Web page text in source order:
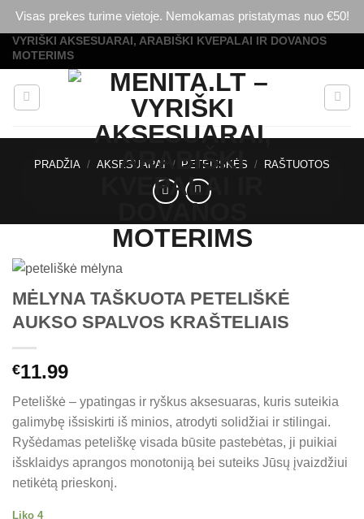
Visas prekes turime vietoje. Nemokamas pristatymas nuo €50!
Skip
content
VYRIŠKI AKSESUARAI, ARABIŠKI KVEPALAI IR DOVANOS
MOTERIMS
PRADŽIA / AKSESUARAI / PETELIŠKĖS / RAŠTUOTOS
MĖLYNA TAŠKUOTA PETELIŠKĖ
AUKSO SPALVOS KRAŠTELIAIS
€11.99
Peteliškė – ypatingas ir ryškus aksesuaras, kuris suteikia
galimybę išsiskirti iš minios, atrodyti solidžiai ir stilingai.
Ryšėdamas peteliškę visada būsite pastebėtas, ji puikiai
išsklaidys aprangos monotoniją bei suteiks Jūsų įvaizdžiui
netikėtą prieskonį.
Liko 4